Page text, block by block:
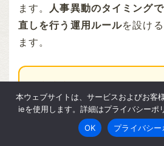
ます。 人事異動のタイミング
直しを行う運用ルールを設け
ます。
退職通知を受けたら、人事システ
「LinkedIn権限の棚卸し」を行う
に：（1）ページ管理者から削除
本ウェブサイトは、サービスおよびお客
ieを使用します。詳細はプライバシーポ
OK
プライバシー